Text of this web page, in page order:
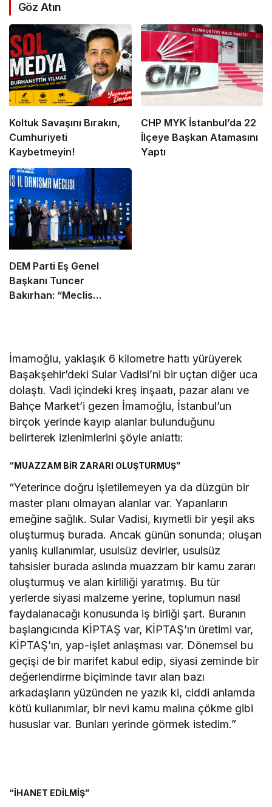
Göz Atın
Koltuk Savaşını Bırakın,
Cumhuriyeti
Kaybetmeyin!
CHP MYK İstanbul’da 22
İlçeye Başkan Atamasını
Yaptı
DEM Parti Eş Genel
Başkanı Tuncer
Bakırhan: “Meclis
İmamoğlu, yaklaşık 6 kilometre hattı yürüyerek
Başakşehir’deki Sular Vadisi’ni bir uçtan diğer uca
dolaştı. Vadi içindeki kreş inşaatı, pazar alanı ve
Bahçe Market’i gezen İmamoğlu, İstanbul’un
birçok yerinde kayıp alanlar bulunduğunu
belirterek izlenimlerini şöyle anlattı:
“MUAZZAM BİR ZARARI OLUŞTURMUŞ”
“Yeterince doğru işletilemeyen ya da düzgün bir
master planı olmayan alanlar var. Yapanların
emeğine sağlık. Sular Vadisi, kıymetli bir yeşil aks
oluşturmuş burada. Ancak günün sonunda; oluşan
yanlış kullanımlar, usulsüz devirler, usulsüz
tahsisler burada aslında muazzam bir kamu zararı
oluşturmuş ve alan kirliliği yaratmış. Bu tür
yerlerde siyasi malzeme yerine, toplumun nasıl
faydalanacağı konusunda iş birliği şart. Buranın
başlangıcında KİPTAŞ var, KİPTAŞ’ın üretimi var,
KİPTAŞ’ın, yap-işlet anlaşması var. Dönemsel bu
geçişi de bir marifet kabul edip, siyasi zeminde bir
değerlendirme biçiminde tavır alan bazı
arkadaşların yüzünden ne yazık ki, ciddi anlamda
kötü kullanımlar, bir nevi kamu malına çökme gibi
hususlar var. Bunları yerinde görmek istedim.”
“İHANET EDİLMİŞ”